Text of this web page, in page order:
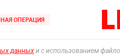
ОПЕРАЦИЯ
данныхи с использованием